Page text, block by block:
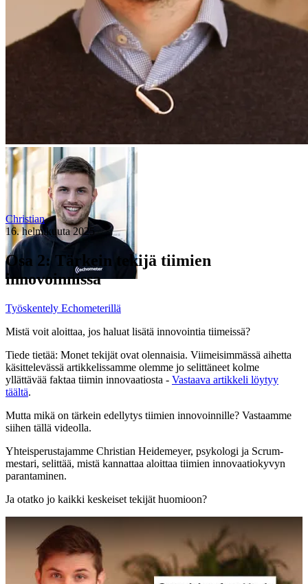
Christian
16. helmikuuta 2025
Osa 2: Tärkein tekijä tiimien
innovoinnissa
Työskentely Echometerillä
Mistä voit aloittaa, jos haluat lisätä innovointia tiimeissä?
Tiede tietää: Monet tekijät ovat olennaisia. Viimeisimmässä aihetta
käsittelevässä artikkelissamme olemme jo selittäneet kolme
yllättävää faktaa tiimin innovaatiosta - Vastaava artikkeli löytyy
täältä.
Mutta mikä on tärkein edellytys tiimien innovoinnille? Vastaamme
siihen tällä videolla.
Yhteisperustajamme Christian Heidemeyer, psykologi ja Scrum-
mestari, selittää, mistä kannattaa aloittaa tiimien innovaatiokyvyn
parantaminen.
Ja otatko jo kaikki keskeiset tekijät huomioon?